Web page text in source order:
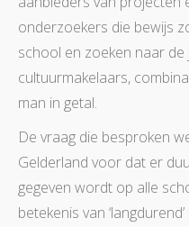
onderzoekers die bewijs
school en zoeken naar de
cultuurmakelaars,
man in getal.
De vraag die besproken
Gelderland voor dat er
gegeven wordt op alle
betekenis van